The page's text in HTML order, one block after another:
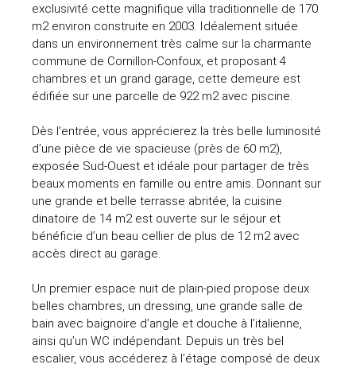
exclusivité cette magnifique villa traditionnelle de 170
m2 environ construite en 2003. Idéalement située
dans un environnement très calme sur la charmante
commune de Cornillon-Confoux, et proposant 4
chambres et un grand garage, cette demeure est
édifiée sur une parcelle de 922 m2 avec piscine.
Dès l’entrée, vous apprécierez la très belle luminosité
d’une pièce de vie spacieuse (près de 60 m2),
exposée Sud-Ouest et idéale pour partager de très
beaux moments en famille ou entre amis. Donnant sur
une grande et belle terrasse abritée, la cuisine
dinatoire de 14 m2 est ouverte sur le séjour et
bénéficie d’un beau cellier de plus de 12 m2 avec
accès direct au garage.
Un premier espace nuit de plain-pied propose deux
belles chambres, un dressing, une grande salle de
bain avec baignoire d’angle et douche à l’italienne,
ainsi qu’un WC indépendant. Depuis un très bel
escalier, vous accéderez à l’étage composé de deux